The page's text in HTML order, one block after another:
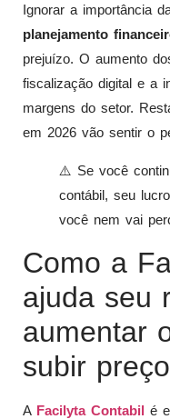
Ignorar a importância
planejamento
prejuízo. O aumento
fiscalização digital e a
margens do setor.
em 2026 vão sentir o
⚠️ Se você
contábil, seu
você nem vai
Como a
ajuda seu
aumentar
subir
A Facilyta Contabil é